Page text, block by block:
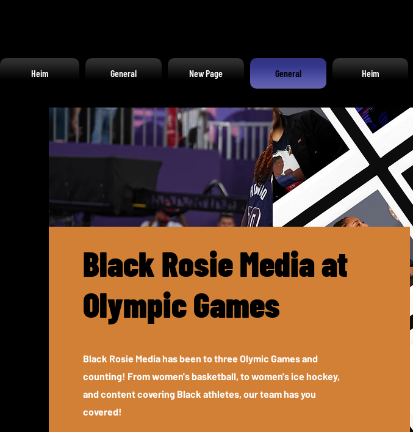
Heim General New Page General Heim
Black Rosie Media at
Olympic Games
Black Rosie Media has been to three Olymic Games and
counting! From women's basketball, to women's ice hockey,
and content covering Black athletes, our team has you
covered!